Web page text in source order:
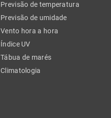
Previsão de temperatura
Previsão de umidade
Vento hora a hora
Índice UV
Tábua de marés
Climatologia